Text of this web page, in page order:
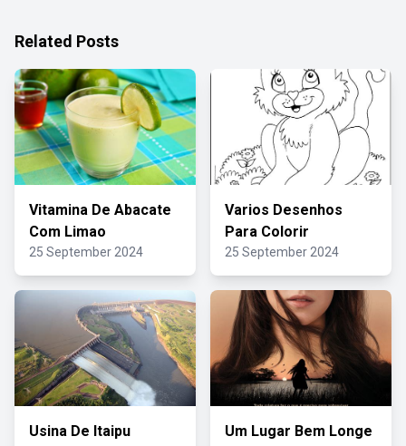
Related Posts
Vitamina De Abacate
Com Limao
25 September 2024
Varios Desenhos
Para Colorir
25 September 2024
Usina De Itaipu
Um Lugar Bem Longe